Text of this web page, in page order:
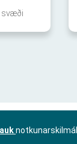
svæði